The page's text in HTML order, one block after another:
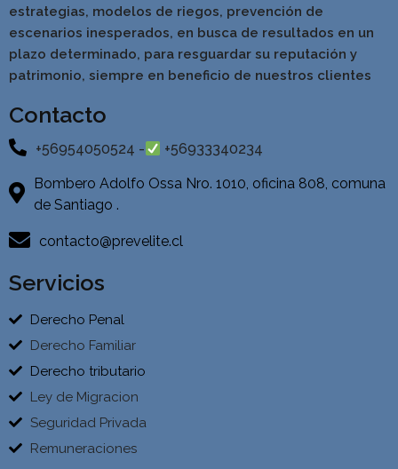
estrategias, modelos de riegos, prevención de
escenarios inesperados, en busca de resultados en un
plazo determinado, para resguardar su reputación y
patrimonio, siempre en beneficio de nuestros clientes
Contacto
+56954050524 - +56933340234
Bombero Adolfo Ossa Nro. 1010, oficina 808, comuna
de Santiago .
contacto@prevelite.cl
Servicios
Derecho Penal
Derecho Familiar
Derecho tributario
Ley de Migracion
Seguridad Privada
Remuneraciones